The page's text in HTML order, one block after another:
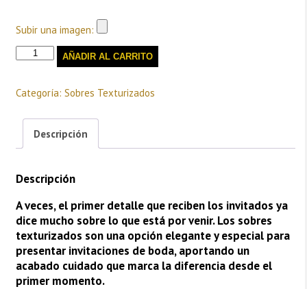
Subir una imagen:
Sobres
texturizados-AÑADIR AL CARRITO
Categoría:Sobres Texturizados
Descripción
Descripción
A veces, el primer detalle que reciben los invitados ya
dice mucho sobre lo que está por venir. Los sobres
texturizados son una opción elegante y especial para
presentar invitaciones de boda, aportando un
acabado cuidado que marca la diferencia desde el
primer momento.